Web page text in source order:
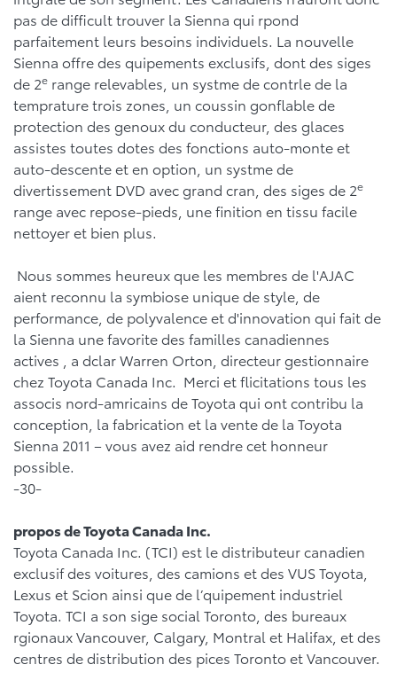
pas de difficult trouver la Sienna qui rpond
parfaitement leurs besoins individuels. La nouvelle
Sienna offre des quipements exclusifs, dont des siges
de 2e range relevables, un systme de contrle de la
temprature trois zones, un coussin gonflable de
protection des genoux du conducteur, des glaces
assistes toutes dotes des fonctions auto-monte et
auto-descente et en option, un systme de
divertissement DVD avec grand cran, des siges de 2e
range avec repose-pieds, une finition en tissu facile
nettoyer et bien plus.
Nous sommes heureux que les membres de l'AJAC
aient reconnu la symbiose unique de style, de
performance, de polyvalence et d'innovation qui fait de
la Sienna une favorite des familles canadiennes
actives , a dclar Warren Orton, directeur gestionnaire
chez Toyota Canada Inc. Merci et flicitations tous les
associs nord-amricains de Toyota qui ont contribu la
conception, la fabrication et la vente de la Toyota
Sienna 2011 ­– vous avez aid rendre cet honneur
possible.
-30-
propos de Toyota Canada Inc.
Toyota Canada Inc. (TCI) est le distributeur canadien
exclusif des voitures, des camions et des VUS Toyota,
Lexus et Scion ainsi que de l’quipement industriel
Toyota. TCI a son sige social Toronto, des bureaux
rgionaux Vancouver, Calgary, Montral et Halifax, et des
centres de distribution des pices Toronto et Vancouver.